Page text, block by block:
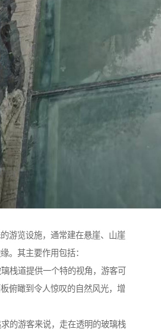
游览设施，通常建在悬崖、山崖
。其主要作用包括：
栈道提供一个特的视角，游客可
俯瞰到令人惊叹的自然风光，增
的游客来说，走在透明的玻璃栈